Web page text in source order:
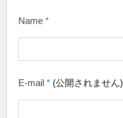
Name *
E-mail * (公開されません)